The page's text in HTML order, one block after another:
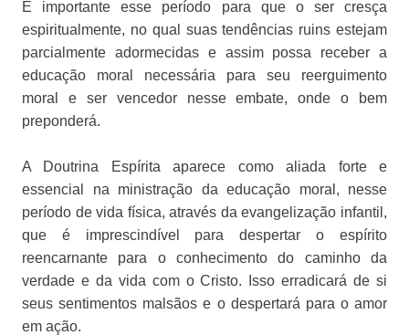
É importante esse período para que o ser cresça
espiritualmente, no qual suas tendências ruins estejam
parcialmente adormecidas e assim possa receber a
educação moral necessária para seu reerguimento
moral e ser vencedor nesse embate, onde o bem
preponderá.
A Doutrina Espírita aparece como aliada forte e
essencial na ministração da educação moral, nesse
período de vida física, através da evangelização infantil,
que é imprescindível para despertar o espírito
reencarnante para o conhecimento do caminho da
verdade e da vida com o Cristo. Isso erradicará de si
seus sentimentos malsãos e o despertará para o amor
em ação.